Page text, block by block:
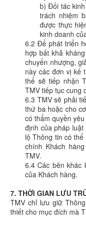
b) Đối tác
trách nhiệm
được thực
kinh doanh
6.2 Để phát triển
hợp bất khả
chuyển nhượng,
này các đơn vị kế
thể sẽ tiếp nhận
TMV tiếp tục cung
6.3 TMV sẽ phải
thứ ba hoặc cho
có thẩm quyền
định của pháp
lộ Thông tin có
chính Khách
TMV.
6.4 Các bên khác
của Khách hàng.
7. THỜI GIAN LƯU
TMV chỉ lưu giữ
thiết cho mục đích mà